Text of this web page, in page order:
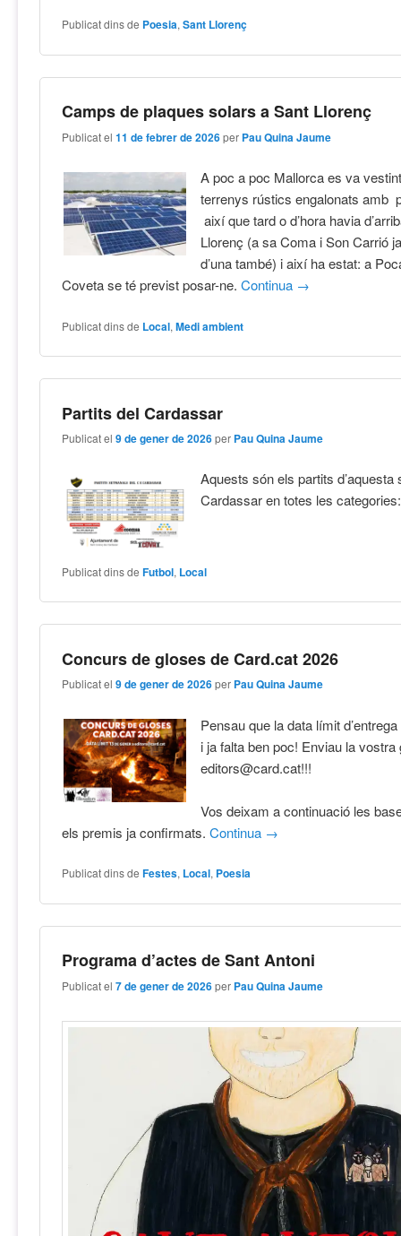
Publicat dins de Poesia,Sant Llorenç
Camps de plaques solars a Sant Llorenç
Publicat el11 de febrer de 2026 per Pau Quina Jaume
A poc a poc Mallorca es va
terrenys rústics engalonats amb
així que tard o d’hora havia
Llorenç (a sa Coma i Son Carrió
d’una també) i així ha estat: a
Coveta se té previst posar-ne.Continua →
Publicat dins de Local,Medi ambient
Partits del Cardassar
Publicat el9 de gener de 2026 per Pau Quina Jaume
Aquests són els partits d’aquesta
Cardassar en totes les
Publicat dins de Futbol, Local
Concurs de gloses de Card.cat 2026
Publicat el9 de gener de 2026 per Pau Quina Jaume
Pensau que la data límit
i ja falta ben poc! Enviau la vostra
editors@card.cat!!!
Vos deixam a continuació les
els premis ja confirmats.Continua →
Publicat dins de Festes, Local, Poesia
Programa d’actes de Sant Antoni
Publicat el7 de gener de 2026 per Pau Quina Jaume